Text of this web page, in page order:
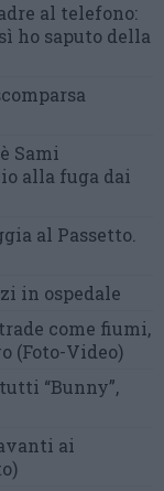
al telefono:
ho saputo della
Sami
alla fuga dai
al Passetto.
in ospedale
come fiumi,
(Foto-Video)
“Bunny”,
ai